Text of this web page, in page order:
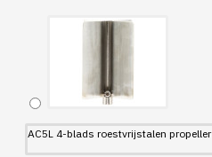
AC5L 4-blads roestvrijstalen propeller